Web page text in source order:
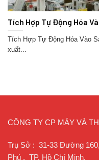
Tích Hợp Tự Động Hóa
Tích Hợp Tự Động Hóa Vào
xuất...
CÔNG TY CP MÁY VÀ
Trụ Sở : 31-33 Đường
Phú , TP. Hồ Chí Minh.